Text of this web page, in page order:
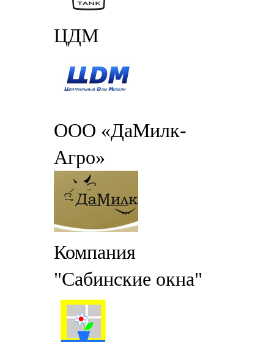
ЦДМ
ООО «ДаМилк-
Агро»
Компания
"Сабинские окна"